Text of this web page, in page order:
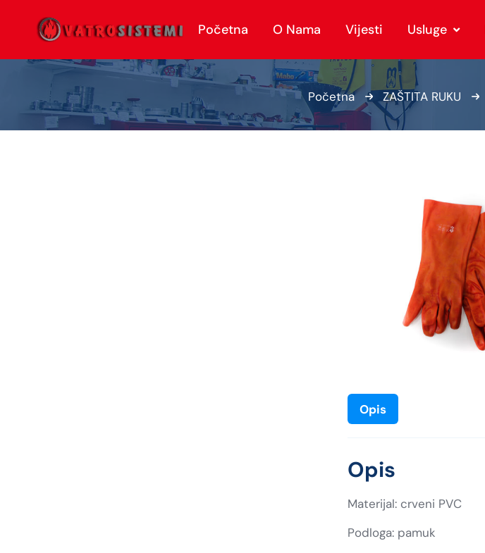
Početna O Nama Vijesti Usluge
Početna ZAŠTITA RUKU
Opis
Opis
Materijal: crveni PVC
Podloga: pamuk